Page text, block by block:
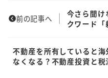
前の記事へ
今さら聞け
クワード「
不動産を所有していると
なくなる？不動産投資と